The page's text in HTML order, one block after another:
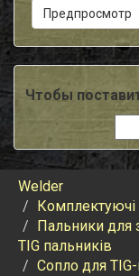
Чтобы
Welder
Пальники для
TIG пальників
Сопло для